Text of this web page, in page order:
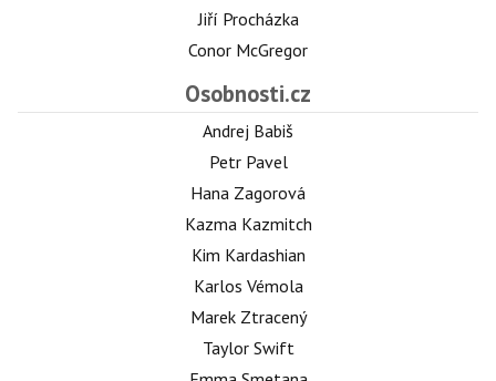
Jiří Procházka
Conor McGregor
Osobnosti.cz
Andrej Babiš
Petr Pavel
Hana Zagorová
Kazma Kazmitch
Kim Kardashian
Karlos Vémola
Marek Ztracený
Taylor Swift